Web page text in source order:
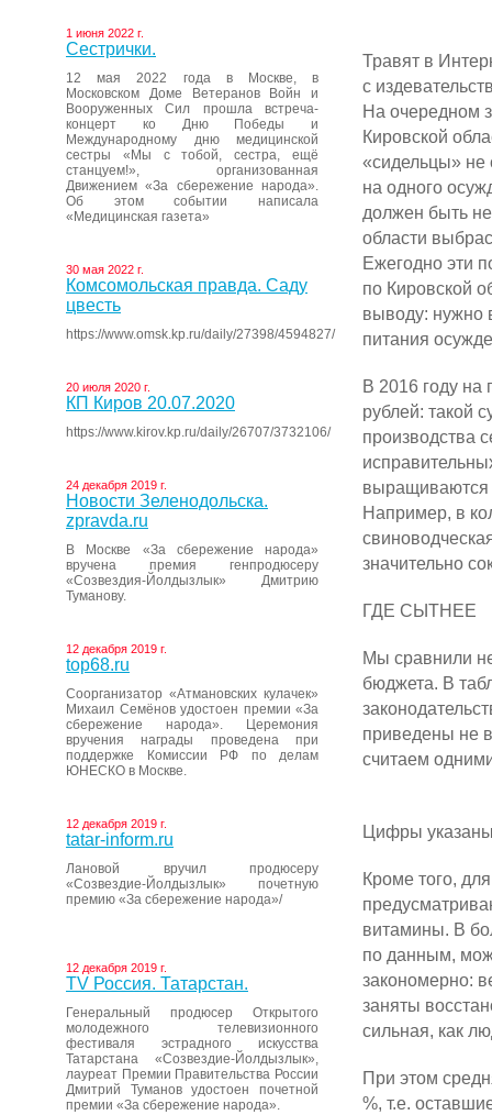
1 июня 2022 г.
Сестрички.
12 мая 2022 года в Москве, в
Московском Доме Ветеранов Войн и
Вооруженных Сил прошла встреча-
концерт ко Дню Победы и
Международному дню медицинской
сестры «Мы с тобой, сестра, ещё
станцуем!», организованная
Движением «За сбережение народа».
Об этом событии написала
«Медицинская газета»
30 мая 2022 г.
Комсомольская правда. Саду
цвесть
https://www.omsk.kp.ru/daily/27398/4594827/
20 июля 2020 г.
КП Киров 20.07.2020
https://www.kirov.kp.ru/daily/26707/3732106/
24 декабря 2019 г.
Новости Зеленодольска.
zpravda.ru
В Москве «За сбережение народа»
вручена премия генпродюсеру
«Созвездия-Йолдызлык» Дмитрию
Туманову.
12 декабря 2019 г.
top68.ru
Соорганизатор «Атмановских кулачек»
Михаил Семёнов удостоен премии «За
сбережение народа». Церемония
вручения награды проведена при
поддержке Комиссии РФ по делам
ЮНЕСКО в Москве.
12 декабря 2019 г.
tatar-inform.ru
Лановой вручил продюсеру
«Созвездие-Йолдызлык» почетную
премию «За сбережение народа»/
12 декабря 2019 г.
ТV Россия. Татарстан.
Генеральный продюсер Открытого
молодежного телевизионного
фестиваля эстрадного искусства
Татарстана «Созвездие-Йолдызлык»,
лауреат Премии Правительства России
Дмитрий Туманов удостоен почетной
премии «За сбережение народа».
Травят в
с
На очередном
Кировской
«сидельцы» не
на одного
должен быть
области
Ежегодно эти
по Кировской
выводу: нужно
питания
В 2016 году на
рублей: такой
производства
выращиваются
Например, в
значительно
ГДЕ СЫТНЕЕ
Мы сравнили
бюджета. В
приведены не
считаем
Цифры
Кроме того,
витамины. В
по данным,
закономерно:
заняты
сильная, как
При этом
%, т.е.